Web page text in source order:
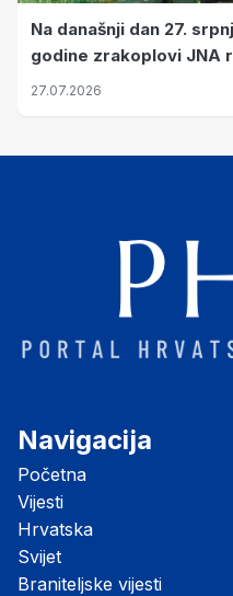
Na današnji dan 27.
godine zrakoplovi JNA
su vojarnu i obučni
27.07.2026
Navigacija
Početna
Vijesti
Hrvatska
Svijet
Braniteljske vijesti